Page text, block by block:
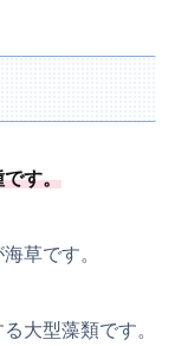
です。
草です。
大型藻類です。